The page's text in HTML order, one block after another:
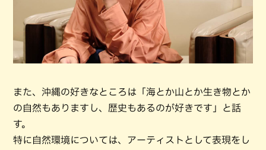
また、沖縄の好きなところは「海とか山とか生き物とか
の自然もありますし、歴史もあるのが好きです」と話
す。
特に自然環境については、アーティストとして表現をし